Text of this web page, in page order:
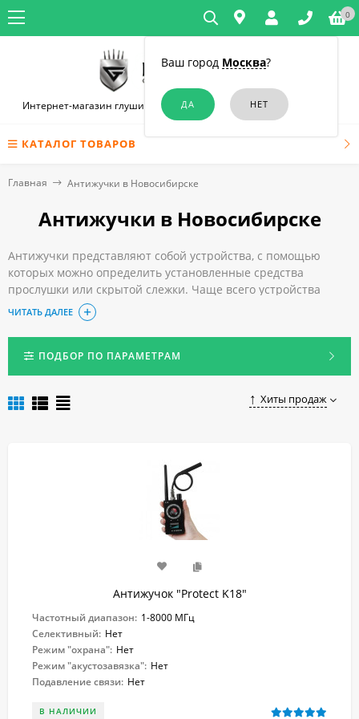
Ваш город Москва?
0
Интернет-магазин глушилок связи и диктофонов в Новосибирске
КАТАЛОГ ТОВАРОВ
Главная Антижучки в Новосибирске
Антижучки в Новосибирске
Антижучки представляют собой устройства, с помощью
которых можно определить установленные средства
прослушки или скрытой слежки. Чаще всего устройства
используются для защиты информации, ведь зачастую она
стоит очень дорого. Приборы стали достаточно
популярными благодаря простоте использования и ряду
дополнительных преимуществ.
Чтобы купить антижучок в Новосибирске, достаточно
ЧИТАТЬ ДАЛЕЕ
ПОДБОР ПО ПАРАМЕТРАМ
Хиты продаж
Антижучок "Protect K18"
Частотный диапазон: 1-8000 МГц
Селективный: Нет
Режим "охрана": Нет
Режим "акустозавязка": Нет
Подавление связи: Нет
В НАЛИЧИИ